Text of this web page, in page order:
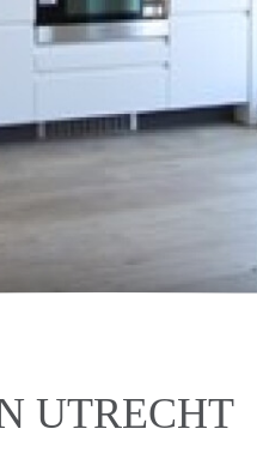
Appartement /
Alle veelgestelde vragen
UTRECHT